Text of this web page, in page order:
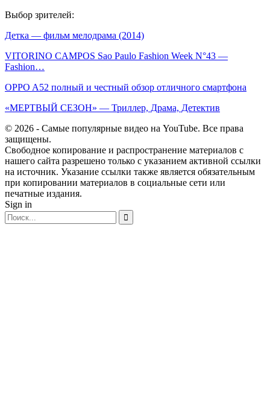
Выбор зрителей:
Детка — фильм мелодрама (2014)
VITORINO CAMPOS Sao Paulo Fashion Week N°43 —
Fashion…
OPPO A52 полный и честный обзор отличного смартфона
«МЕРТВЫЙ СЕЗОН» — Триллер, Драма, Детектив
© 2026 - Самые популярные видео на YouTube. Все права
защищены.
Свободное копирование и распространение материалов с
нашего сайта разрешено только с указанием активной ссылки
на источник. Указание ссылки также является обязательным
при копировании материалов в социальные сети или
печатные издания.
Sign in